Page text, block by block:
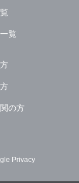
覧
の方
Privacy